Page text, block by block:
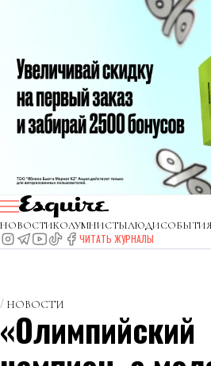
НОВОСТИКОЛУМНИСТЫЛЮДИСОБЫТИЯ
ЧИТАТЬ ЖУРНАЛЫ
НОВОСТИ
«Олимпийский